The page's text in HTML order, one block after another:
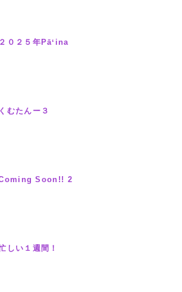
２０２５年Pāʻina
くむたんー３
Soon!! 2
しい１週間！